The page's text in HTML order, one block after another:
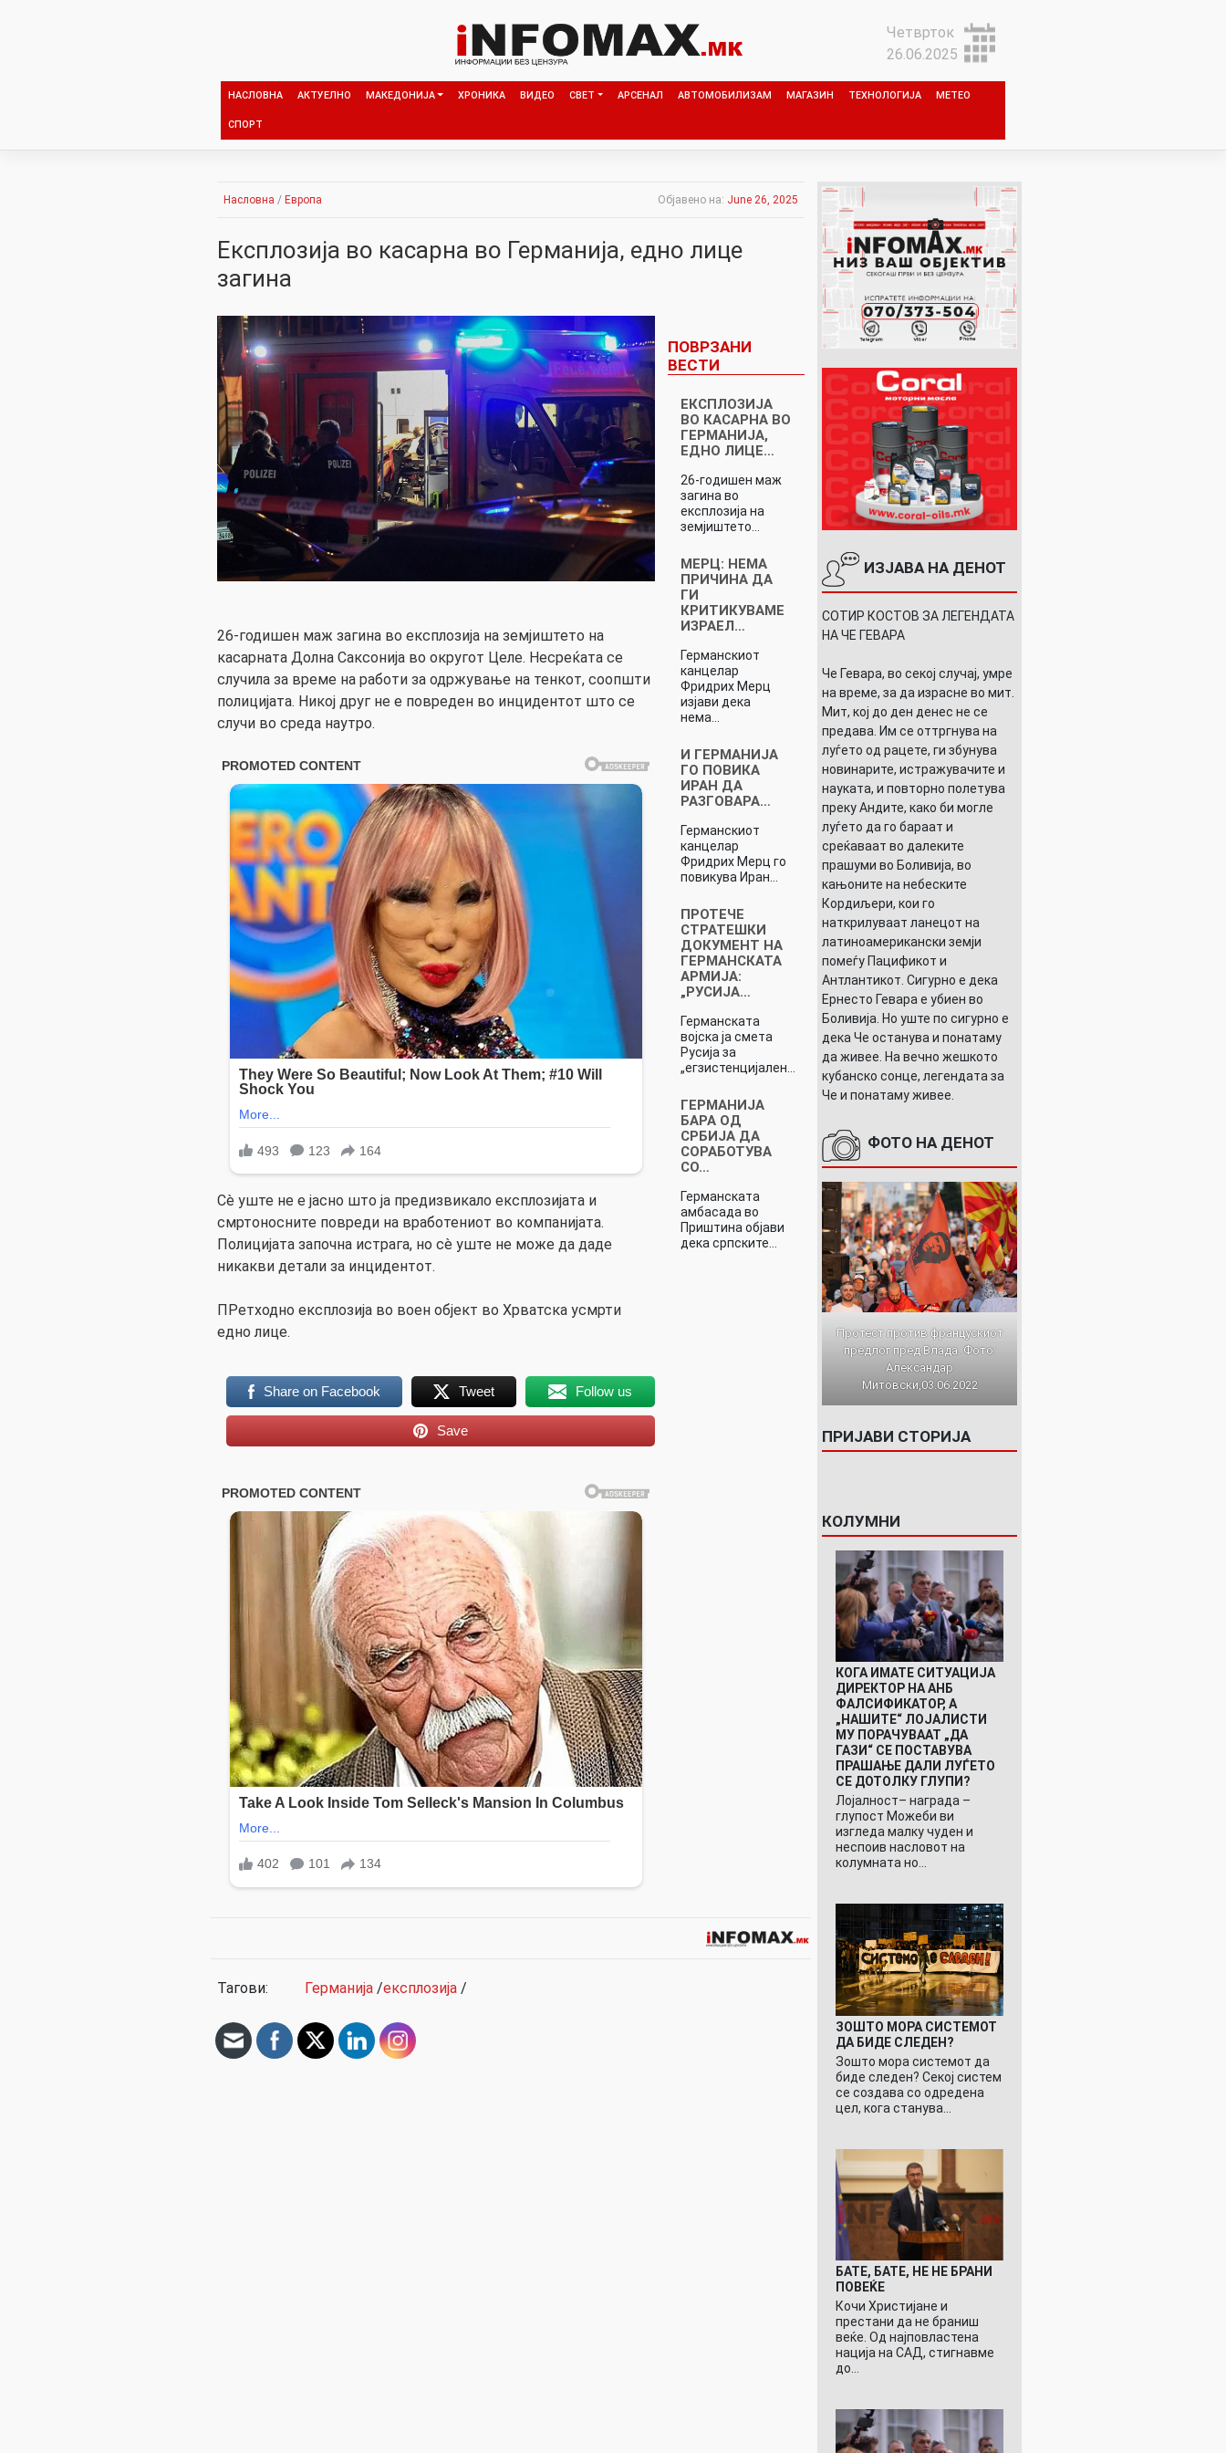
Четврток
26.06.2025
НАСЛОВНА АКТУЕЛНО МАКЕДОНИЈА ХРОНИКА ВИДЕО СВЕТ АРСЕНАЛ АВТОМОБИЛИЗАМ МАГАЗИН ТЕХНОЛОГИЈА МЕТЕО
СПОРТ
Насловна / Европа Објавено на: June 26, 2025
Експлозија во касарна во Германија, едно лице
загина
26-годишен маж загина во експлозија на земјиштето на
касарната Долна Саксонија во округот Целе. Несреќата се
случила за време на работи за одржување на тенкот, соопшти
полицијата. Никој друг не е повреден во инцидентот што се
случи во среда наутро.
Сè уште не е јасно што ја предизвикало експлозијата и
смртоносните повреди на вработениот во компанијата.
Полицијата започна истрага, но сè уште не може да даде
никакви детали за инцидентот.
ПРетходно експлозија во воен објект во Хрватска усмрти
едно лице.
Share on Facebook Tweet Follow us
Save
ПОВРЗАНИ
ВЕСТИ
ЕКСПЛОЗИЈА
ВО КАСАРНА ВО
ГЕРМАНИЈА,
ЕДНО ЛИЦЕ…
26-годишен маж
загина во
експлозија на
земјиштето…
МЕРЦ: НЕМА
ПРИЧИНA ДА
ГИ
КРИТИКУВАМЕ
ИЗРАЕЛ…
Германскиот
канцелар
Фридрих Мерц
изјави дека
нема…
И ГЕРМАНИЈА
ГО ПОВИКА
ИРАН ДА
РАЗГОВАРА…
Германскиот
канцелар
Фридрих Мерц го
повикува Иран…
ПРОТЕЧЕ
СТРАТЕШКИ
ДОКУМЕНТ НА
ГЕРМАНСКАТА
АРМИЈА:
„РУСИЈА…
Германската
војска ја смета
Русија за
„егзистенцијален…
ГЕРМАНИЈА
БАРА ОД
СРБИЈА ДА
СОРАБОТУВА
СО…
Германската
амбасада во
Приштина објави
дека српските…
Тагови: Германија /експлозија /
ИЗЈАВА НА ДЕНОТ
СОТИР КОСТОВ ЗА ЛЕГЕНДАТА
НА ЧЕ ГЕВАРА
Че Гевара, во секој случај, умре
на време, за да израсне во мит.
Мит, кој до ден денес не се
предава. Им се оттргнува на
луѓето од рацете, ги збунува
новинарите, истражувачите и
науката, и повторно полетува
преку Андите, како би могле
луѓето да го бараат и
среќаваат во далеките
прашуми во Боливија, во
кањоните на небеските
Кордиљери, кои го
наткрилуваат ланецот на
латиноамерикански земји
помеѓу Пацификот и
Антлантикот. Сигурно е дека
Ернесто Гевара е убиен во
Боливија. Но уште по сигурно е
дека Че останува и понатаму
да живее. На вечно жешкото
кубанско сонце, легендата за
Че и понатаму живее.
ФОТО НА ДЕНОТ
Протест против францускиот
предлог пред Влада. Фото:
Александар
Митовски,03.06.2022
ПРИЈАВИ СТОРИЈА
КОЛУМНИ
КОГА ИМАТЕ СИТУАЦИЈА
ДИРЕКТОР НА АНБ
ФАЛСИФИКАТОР, А
„НАШИТЕ“ ЛОЈАЛИСТИ
МУ ПОРАЧУВААТ „ДА
ГАЗИ“ СЕ ПОСТАВУВА
ПРАШАЊЕ ДАЛИ ЛУЃЕТО
СЕ ДОТОЛКУ ГЛУПИ?
Лојалност– награда –
глупост Можеби ви
изгледа малку чуден и
неспоив насловот на
колумната но…
ЗОШТО МОРА СИСТЕМОТ
ДА БИДЕ СЛЕДЕН?
Зошто мора системот да
биде следен? Секој систем
се создава со одредена
цел, кога станува…
БАТЕ, БАТЕ, НЕ НЕ БРАНИ
ПОВЕЌЕ
Кочи Христијане и
престани да не браниш
веќе. Од најповластена
нација на САД, стигнавме
до…